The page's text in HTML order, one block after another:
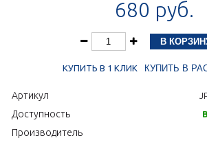
680 руб.
В
КУПИТЬ В 1 КЛИК КУПИТЬ В
Артикул
Доступность
Производитель